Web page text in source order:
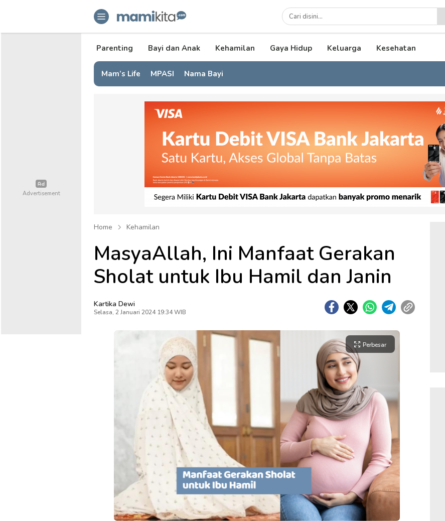
mamikita.com
Informasi Parenting untuk Mami Milenial
Parenting Bayi dan Anak Kehamilan Gaya Hidup Keluarga Kesehatan
Mam’s Life MPASI Nama Bayi
Home Kehamilan
MasyaAllah, Ini Manfaat Gerakan
Sholat untuk Ibu Hamil dan Janin
Kartika Dewi
Selasa, 2 Januari 2024 19:34 WIB
Perbesar